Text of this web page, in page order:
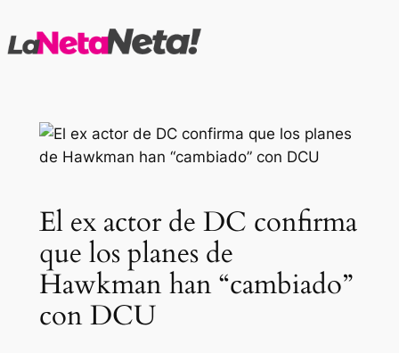
al
El ex actor de DC confirma
que los planes de
Hawkman han “cambiado”
con DCU